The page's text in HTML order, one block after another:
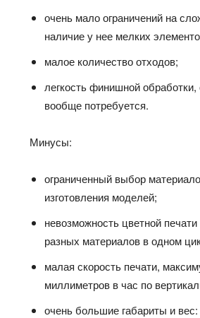
очень мало ограничений на
наличие у нее мелких
малое количество отходов;
легкость финишной обработки,
вообще потребуется.
Минусы:
ограниченный выбор
изготовления моделей;
невозможность цветной печати
разных материалов в одном
малая скорость печати,
миллиметров в час по
очень большие габариты и